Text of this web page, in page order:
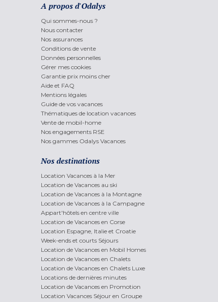
A propos d'Odalys
Qui sommes-nous ?
Nous contacter
Nos assurances
Conditions de vente
Données personnelles
Gérer mes cookies
Garantie prix moins cher
Aide et FAQ
Mentions légales
Guide de vos vacances
Thématiques de location vacances
Vente de mobil-home
Nos engagements RSE
Nos gammes Odalys Vacances
Nos destinations
Location Vacances à la Mer
Location de Vacances au ski
Location de Vacances à la Montagne
Location de Vacances à la Campagne
Appart'hôtels en centre ville
Location de Vacances en Corse
Location Espagne, Italie et Croatie
Week-ends et courts Séjours
Location de Vacances en Mobil Homes
Location de Vacances en Chalets
Location de Vacances en Chalets Luxe
Locations de dernières minutes
Location de Vacances en Promotion
Location Vacances Séjour en Groupe